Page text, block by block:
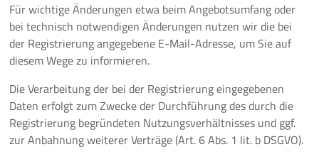
Für wichtige Änderungen etwa beim Angebotsumfang oder
bei technisch notwendigen Änderungen nutzen wir die bei
der Registrierung angegebene E-Mail-Adresse, um Sie auf
diesem Wege zu informieren.
Die Verarbeitung der bei der Registrierung eingegebenen
Daten erfolgt zum Zwecke der Durchführung des durch die
Registrierung begründeten Nutzungsverhältnisses und ggf.
zur Anbahnung weiterer Verträge (Art. 6 Abs. 1 lit. b DSGVO).